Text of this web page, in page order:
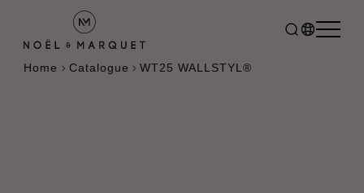
Home Catalogue WT25 WALLSTYL®